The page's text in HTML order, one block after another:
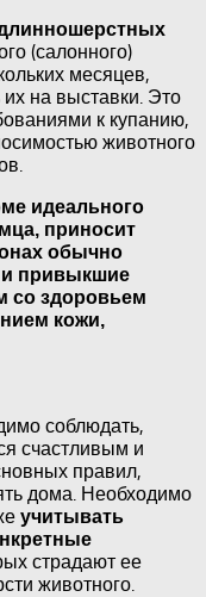
(салонного)
месяцев,
на выставки. Это
к купанию,
животного
идеального
приносит
обычно
привыкшие
со здоровьем
кожи,
соблюдать,
счастливым и
правил,
дома. Необходимо
учитывать
страдают ее
животного.